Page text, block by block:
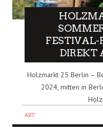
FESTIVAL-
DIREKT
Holzmarkt 25 Berlin –
2024, mitten in
ART